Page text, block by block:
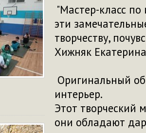
"Мастер-класс по
эти
творчеству,
Хижняк
Оригинальный
интерьер.
Этот творческий
они обладают